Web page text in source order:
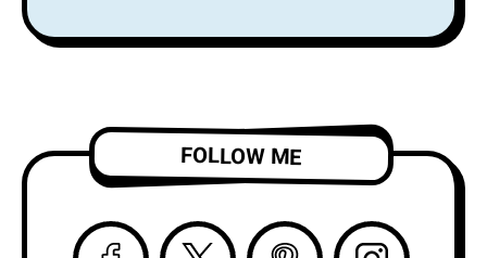
ツアーのオープニン
LP『Alight and
「Complication」の
ビデオを公開！
FOLLOW ME